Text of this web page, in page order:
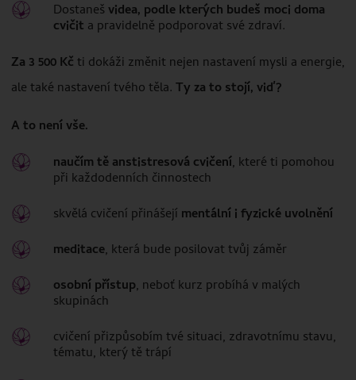
Dostanešvidea, podle kterých budeš moci doma
cvičit a pravidelně podporovat své zdraví.
Za 3 500 Kčti dokáži změnit nejen nastavení mysli a energie,
ale také nastavení tvého těla.Ty za to stojí, viď?
A to není vše.
naučím tě anstistresová cvičení, které ti pomohou
při každodenních činnostech
skvělá cvičení přinášejí mentální i fyzické uvolnění
meditace, která bude posilovat tvůj záměr
osobní přístup, neboť kurz probíhá v malých
skupinách
cvičení přizpůsobím tvé situaci, zdravotnímu stavu,
tématu, který tě trápí